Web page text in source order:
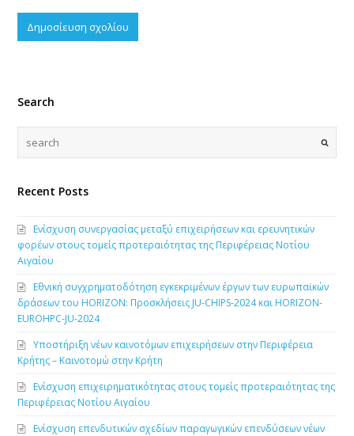
Search
Recent Posts
Ενίσχυση συνεργασίας μεταξύ επιχειρήσεων και ερευνητικών
φορέων στους τομείς προτεραιότητας της Περιφέρειας Νοτίου
Αιγαίου
Εθνική συγχρηματοδότηση εγκεκριμένων έργων των ευρωπαϊκών
δράσεων του HORIZON: Προσκλήσεις JU-CHIPS-2024 και HORIZON-
EUROHPC-JU-2024
Υποστήριξη νέων καινοτόμων επιχειρήσεων στην Περιφέρεια
Κρήτης – Καινοτομώ στην Κρήτη
Ενίσχυση επιχειρηματικότητας στους τομείς προτεραιότητας της
Περιφέρειας Νοτίου Αιγαίου
Ενίσχυση επενδυτικών σχεδίων παραγωγικών επενδύσεων νέων